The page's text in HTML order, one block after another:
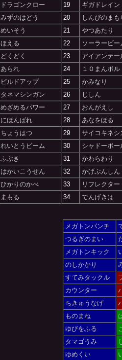
ドラゴンクロー 19
ギガドレイン
みずのはどう 20
しんびのまも
めいそう 21
やつあたり
ほえる 22
ソーラービー
どくどく 23
アイアンテー
あられ 24
１０まんボル
ビルドアップ 25
かみなり
タネマシンガン 26
じしん
めざめるパワー 27
おんがえし
にほんばれ 28
あなをほる
ちょうはつ 29
サイコキネシ
れいとうビーム 30
シャドーボー
ふぶき 31
かわらわり
はかいこうせん 32
かげぶんしん
ひかりのかべ 33
リフレクター
まもる 34 でんげきは
メガトンパンチ
つるぎのまい
メガトンキック
のしかかり
すてみタックル
カウンター
ちきゅうなげ
ものまね
ゆびをふる
タマゴうみ
ゆめくい